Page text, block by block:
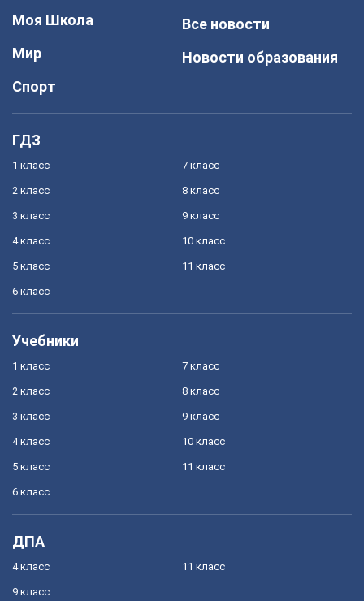
Моя Школа
Мир
Спорт
Все новости
Новости образования
ГДЗ
1 класс
2 класс
3 класс
4 класс
5 класс
6 класс
7 класс
8 класс
9 класс
10 класс
11 класс
Учебники
1 класс
2 класс
3 класс
4 класс
5 класс
6 класс
7 класс
8 класс
9 класс
10 класс
11 класс
ДПА
4 класс
9 класс
11 класс